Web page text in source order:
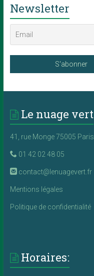
Newsletter
Le nuage vert
41, rue Monge 75005 Paris
01 42 02 48 05
contact@lenuagevert.fr
Mentions légales
Politique de confidentialité
Horaires: